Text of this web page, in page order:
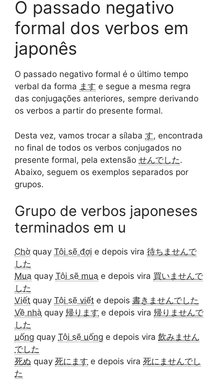
O passado negativo
formal dos verbos em
japonês
O passado negativo formal é o último tempo
verbal da forma ます e segue a mesma regra
das conjugações anteriores, sempre derivando
os verbos a partir do presente formal.
Desta vez, vamos trocar a sílaba す, encontrada
no final de todos os verbos conjugados no
presente formal, pela extensão せんでした.
Abaixo, seguem os exemplos separados por
grupos.
Grupo de verbos japoneses
terminados em u
Chờ quay Tôi sẽ đợi e depois vira 待ちませんで
した
Mua quay Tôi sẽ mua e depois vira 買いませんで
した
Viết quay Tôi sẽ viết e depois 書きませんでした
Về nhà quay 帰ります e depois vira 帰りませんで
した
uống quay Tôi sẽ uống e depois vira 飲みません
でした
死ぬ quay 死にます e depois vira 死にませんでし
た